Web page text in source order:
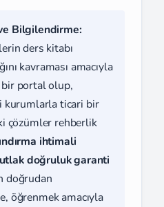
Bilgilendirme:
ders kitabı
kavraması amacıyla
bir portal olup,
kurumlarla ticari bir
çözümler rehberlik
ihtimali
doğruluk garanti
doğrudan
öğrenmek amacıyla